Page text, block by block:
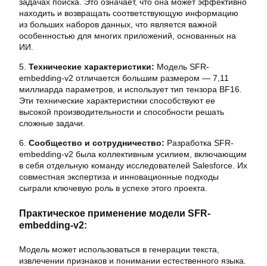
находить и возвращать соответствующую информацию
из больших наборов данных, что является важной
особенностью для многих приложений, основанных на
ИИ.
5. Технические характеристики: Модель SFR-
embedding-v2 отличается большим размером — 7,11
миллиарда параметров, и использует тип тензора BF16.
Эти технические характеристики способствуют ее
высокой производительности и способности решать
сложные задачи.
6. Сообщество и сотрудничество: Разработка SFR-
embedding-v2 была коллективным усилием, включающим
в себя отдельную команду исследователей Salesforce. Их
совместная экспертиза и инновационные подходы
сыграли ключевую роль в успехе этого проекта.
Практическое применение модели SFR-
embedding-v2:
Модель может использоваться в генерации текста,
извлечении признаков и понимании естественного языка.